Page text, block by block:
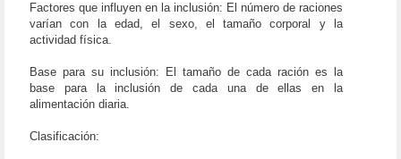
Factores que influyen en la inclusión: El número de raciones
varían con la edad, el sexo, el tamaño corporal y la
actividad física.
Base para su inclusión: El tamaño de cada ración es la
base para la inclusión de cada una de ellas en la
alimentación diaria.
Clasificación: